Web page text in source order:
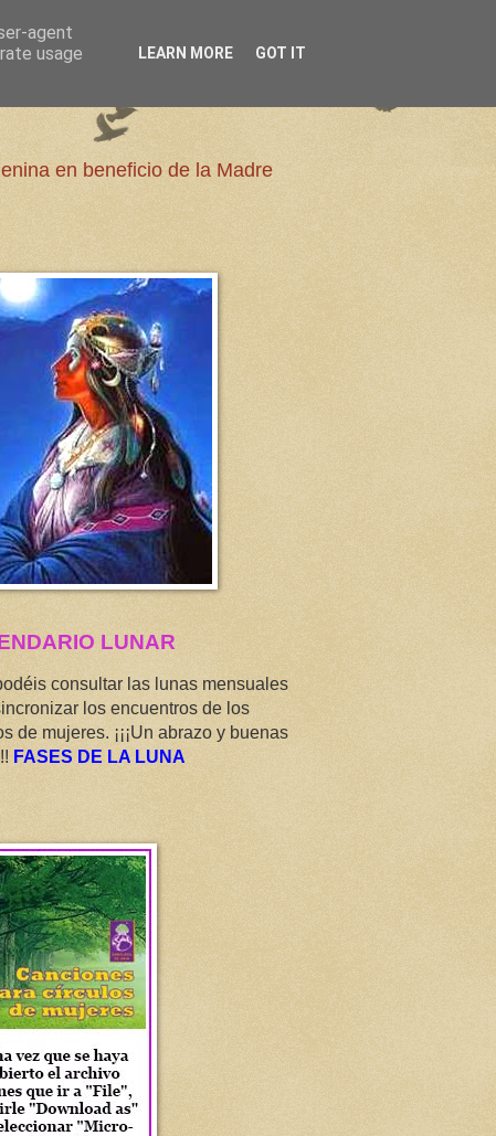
en beneficio de la Madre
LUNAR
consultar las lunas mensuales
los encuentros de los
de mujeres. ¡¡¡Un abrazo y buenas
FASES DE LA LUNA
agent
usage
LEARN MORE GOT IT